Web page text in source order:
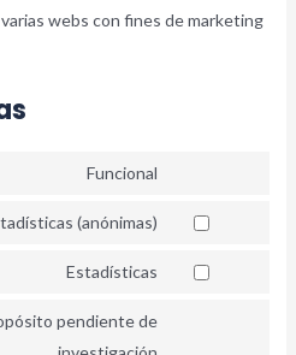
webs con fines de marketing
Funcional
(anónimas)
Estadísticas
pendiente de